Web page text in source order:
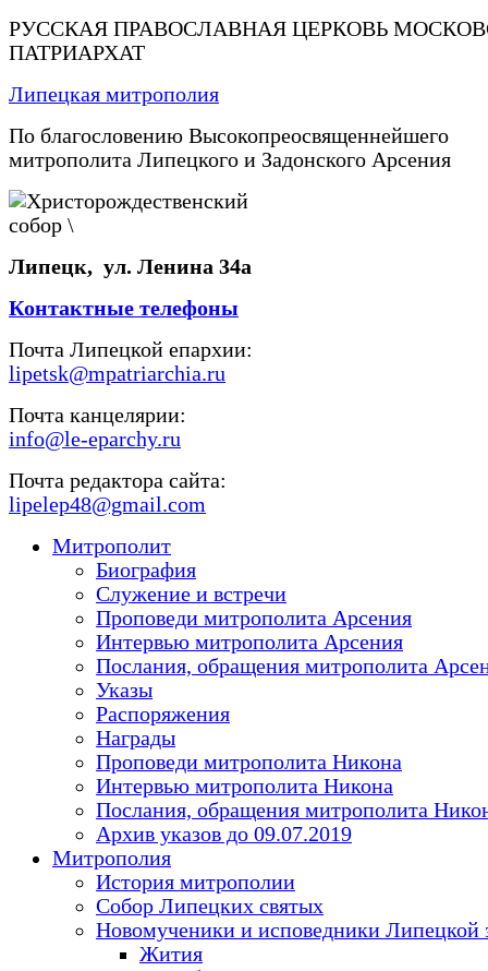
РУССКАЯ ПРАВОСЛАВНАЯ ЦЕРКОВЬ
ПАТРИАРХАТ
Липецкая митрополия
По благословению Высокопреосвященнейшего
митрополита Липецкого и Задонского Арсения
Липецк, ул. Ленина 34а
Контактные телефоны
Почта Липецкой епархии:
lipetsk@mpatriarchia.ru
Почта канцелярии:
info@le-eparchy.ru
Почта редактора сайта:
lipelep48@gmail.com
Митрополит
Биография
Служение и встречи
Проповеди митрополита Арсения
Интервью митрополита Арсения
Послания, обращения митрополита
Указы
Распоряжения
Награды
Проповеди митрополита Никона
Интервью митрополита Никона
Послания, обращения митрополита
Архив указов до 09.07.2019
Митрополия
История митрополии
Собор Липецких святых
Новомученики и исповедники Липецкой
Жития